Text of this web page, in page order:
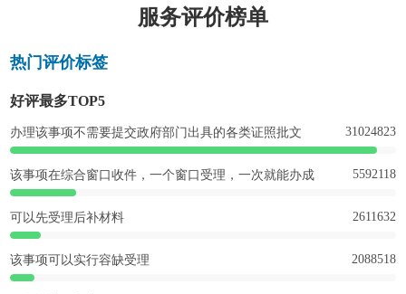
服务评价榜单
热门评价标签
好评最多TOP5
办理该事项不需要提交政府部门出具的各类证照批文 31024823
该事项在综合窗口收件，一个窗口受理，一次就能办成 5592118
可以先受理后补材料 2611632
该事项可以实行容缺受理 2088518